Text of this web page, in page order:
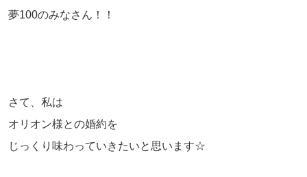
夢100のみなさん！！
さて、私は
オリオン様との婚約を
じっくり味わっていきたいと思います☆